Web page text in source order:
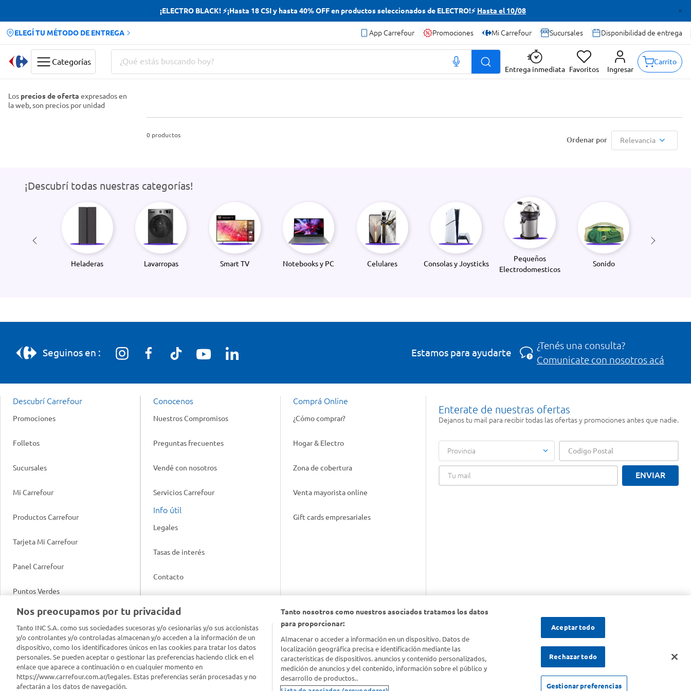
¡ELECTRO BLACK! ⚡¡Hasta 18 CSI y hasta 40% OFF en productos seleccionados de ELECTRO!⚡ Hasta el 10/08
ELEGÍ TU MÉTODO DE ENTREGA App Carrefour Promociones Mi Carrefour Sucursales Disponibilidad de entrega
Categorías
¿Qué estás buscando hoy?
Entrega inmediata Favoritos Ingresar
Carrito
Los precios de oferta expresados en
la web, son precios por unidad
0 productos
Relevancia
¡Descubrí todas nuestras categorías!
Heladeras Lavarropas Smart TV Notebooks y PC Celulares Consolas y Joysticks
Pequeños
Electrodomesticos
Sonido
Seguinos en : Estamos para ayudarte
¿Tenés una consulta?
Comunicate con nosotros acá
Descubrí Carrefour
Promociones
Folletos
Sucursales
Mi Carrefour
Productos Carrefour
Tarjeta Mi Carrefour
Panel Carrefour
Puntos Verdes
App Carrefour
Comprometidos Carrefour
Conocenos
Nuestros Compromisos
Preguntas frecuentes
Vendé con nosotros
Servicios Carrefour
Info útil
Legales
Tasas de interés
Contacto
Política de Bienestar Animal
Reporte de Sustentabilidad
Comprá Online
¿Cómo comprar?
Hogar & Electro
Zona de cobertura
Venta mayorista online
Gift cards empresariales
Enterate de nuestras ofertas
Dejanos tu mail para recibir todas las ofertas y promociones antes que nadie.
Provincia
ENVIAR
SOLICITUD DE ARREPENTIMIENTO
Nos preocupamos por tu privacidad
Tanto INC S.A. como sus sociedades sucesoras y/o cesionarias y/o sus accionistas
y/o controlantes y/o controladas almacenan y/o acceden a la información de un
dispositivo, como los identificadores únicos en las cookies para tratar los datos
personales. Se pueden aceptar o gestionar las preferencias haciendo click en el
enlace que aparece a continuación o en cualquier momento en
https://www.carrefour.com.ar/legales. Estas preferencias serán procesadas y no
afectarán a los datos de navegación.
Tanto nosotros como nuestros asociados tratamos los datos
para proporcionar:
Almacenar o acceder a información en un dispositivo. Datos de
localización geográfica precisa e identificación mediante las
características de dispositivos. anuncios y contenido personalizados,
medición de anuncios y del contenido, información sobre el público y
desarrollo de productos..
Aceptar todo
Rechazar todo
Gestionar preferencias
Términos más buscados
Yerba